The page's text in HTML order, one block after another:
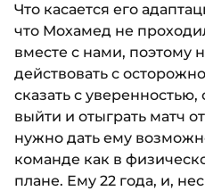
Что касается его
что Мохамед не
вместе с нами, поэтому
действовать с
сказать с
выйти и отыграть матч
нужно дать ему
команде как в
плане. Ему 22 года, и,